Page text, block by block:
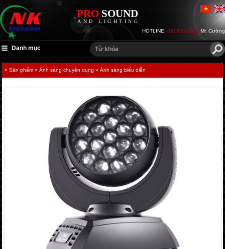
PRO SOUND
AND LIGHTING
HOTLINE: 0913.009922 Mr. Cường
Danh mục
» Sản phẩm » Ánh sáng chuyên dụng » Ánh sáng biểu diễn